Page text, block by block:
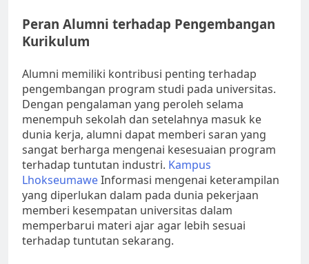
Peran Alumni terhadap Pengembangan
Kurikulum
Alumni memiliki kontribusi penting terhadap
pengembangan program studi pada universitas.
Dengan pengalaman yang peroleh selama
menempuh sekolah dan setelahnya masuk ke
dunia kerja, alumni dapat memberi saran yang
sangat berharga mengenai kesesuaian program
terhadap tuntutan industri. Kampus
LhokseumaweInformasi mengenai keterampilan
yang diperlukan dalam pada dunia pekerjaan
memberi kesempatan universitas dalam
memperbarui materi ajar agar lebih sesuai
terhadap tuntutan sekarang.